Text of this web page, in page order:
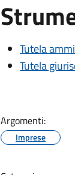
Tutela
Tutela
Argomenti:
Imprese